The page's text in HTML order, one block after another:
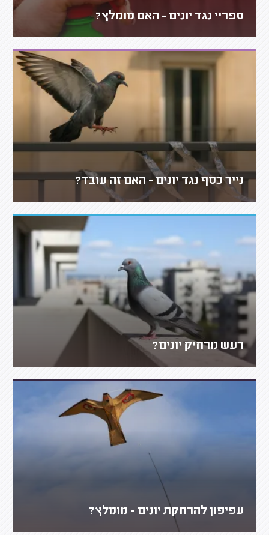
ספריי נגד יונים - האם מומלץ?
נייר כסף נגד יונים - האם זה עובד?
רעש מרחיק יונים?
עפיפון להרחקת יונים - מומלץ?